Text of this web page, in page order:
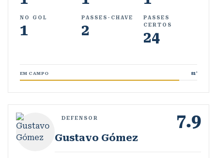
NO GOL
1
PASSES-CHAVE
2
PASSES
CERTOS
24
EM CAMPO 81'
DEFENSOR 7.9
Gustavo Gómez